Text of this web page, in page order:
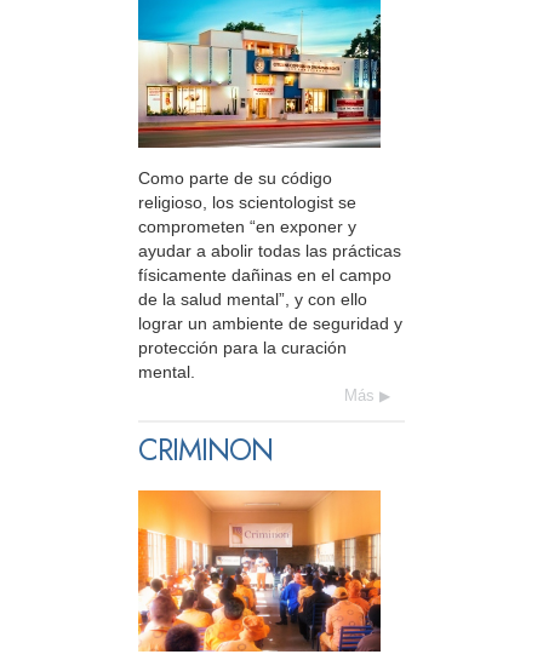
Como parte de su código
religioso, los scientologist se
comprometen “en exponer y
ayudar a abolir todas las prácticas
físicamente dañinas en el campo
de la salud mental”, y con ello
lograr un ambiente de seguridad y
protección para la curación
mental.
Más
CRIMINON